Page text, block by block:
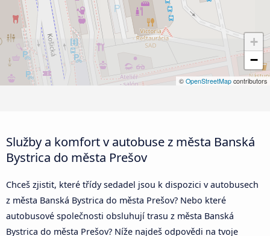
+
−
© OpenStreetMap contributors
Služby a komfort v autobuse z města Banská
Bystrica do města Prešov
Chceš zjistit, které třídy sedadel jsou k dispozici v autobusech
z města Banská Bystrica do města Prešov? Nebo které
autobusové společnosti obsluhují trasu z města Banská
Bystrica do města Prešov? Níže najdeš odpovědi na tvoje